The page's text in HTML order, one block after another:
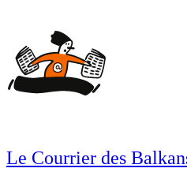
Le Courrier des